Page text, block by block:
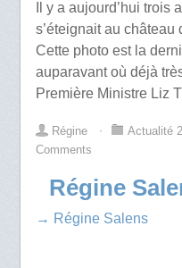
Il y a aujourd’hui trois
s’éteignait au
Cette photo est la
auparavant où déjà
Première Ministre Liz
Régine ⋅ Actualité
Comments
Régine
→ Régine Salens